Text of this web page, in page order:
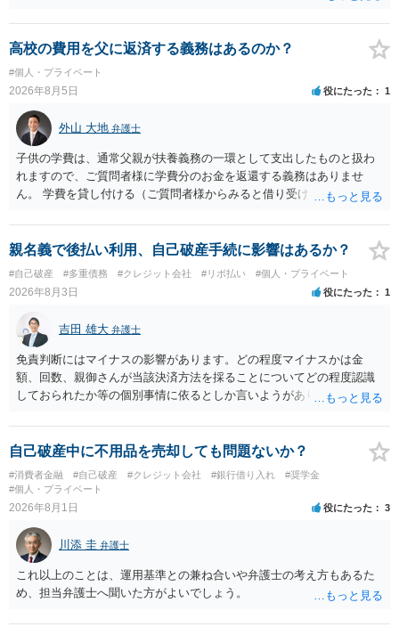
ので、詐欺罪の実行行為性が無く罪に問うことはできません。 おそら
く、相手が真実を話せば警察も取り合わないと思いますが、虚偽の内
容を述べた場合は、捜査はあるかもしれません。 ただし、捜査におい
て、真実を説明すれば、「ちゃんと返しなさいよ」程度の注意で済む
ことだと思われます。 また、返せるお金が無いのであれば、返せない
のは致し方ありません。真摯に分割して支払うことを相手に告げてい
くのみでしょう。 以上、ご参考まで。
高校の費用を父に返済する義務はあるのか？
#個人・プライベート
2026年8月5日 役にたった 1
外山 大地 弁護士
子供の学費は、通常父親が扶養義務の一環として支出したものと扱わ
れますので、ご質問者様に学費分のお金を返還する義務はありませ
ん。 学費を貸し付ける（ご質問者様からみると借り受ける）といった
ょう。
親名義で後払い利用、自己破産手続に影響はあるか？
#自己破産 #多重債務 #クレジット会社 #リボ払い #個人・プライベート
2026年8月3日 役にたった 1
吉田 雄大 弁護士
免責判断にはマイナスの影響があります。どの程度マイナスかは金
額、回数、親御さんが当該決済方法を採ることについてどの程度認識
しておられたか等の個別事情に依るとしか言いようがありません。 と
なって相談し、善後策を考えることをお勧めします。
自己破産中に不用品を売却しても問題ないか？
#消費者金融 #自己破産 #クレジット会社 #銀行借り入れ
#奨学金
#個人・プライベート
2026年8月1日 役にたった 3
川添 圭 弁護士
これ以上のことは、運用基準との兼ね合いや弁護士の考え方もあるた
め、担当弁護士へ聞いた方がよいでしょう。